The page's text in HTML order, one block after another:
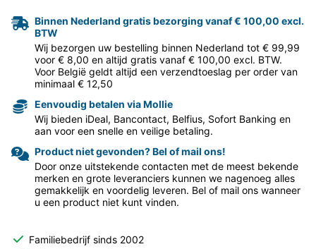
Binnen Nederland gratis bezorging vanaf € 100,00 excl.
BTW
Wij bezorgen uw bestelling binnen Nederland tot € 99,99
voor € 8,00 en altijd gratis vanaf € 100,00 excl. BTW.
Voor België geldt altijd een verzendtoeslag per order van
minimaal € 12,50
Eenvoudig betalen via Mollie
Wij bieden iDeal, Bancontact, Belfius, Sofort Banking en
aan voor een snelle en veilige betaling.
Product niet gevonden? Bel of mail ons!
Door onze uitstekende contacten met de meest bekende
merken en grote leveranciers kunnen we nagenoeg alles
gemakkelijk en voordelig leveren. Bel of mail ons wanneer
u een product niet kunt vinden.
Familiebedrijf sinds 2002